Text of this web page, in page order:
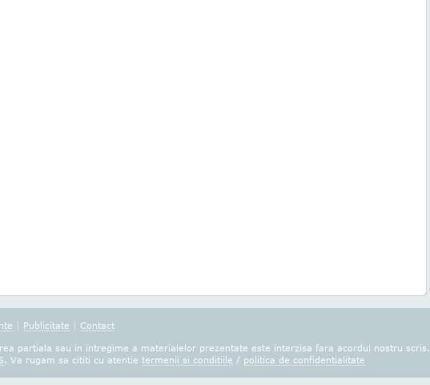
| Publicitate | Contact
partiala sau in intregime a materialelor prezentate este interzisa fara acordul nostru scris.
. Va rugam sa cititi cu atentie termenii si conditiile / politica de confidentialitate